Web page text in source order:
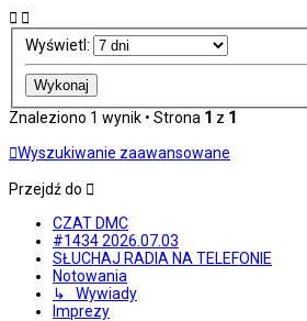
Wyświetl:
Znaleziono 1 wynik • Strona 1 z 1
Wyszukiwanie zaawansowane
Przejdź do
CZAT DMC
#1434 2026.07.03
SŁUCHAJ RADIA NA TELEFONIE
Notowania
↳ Wywiady
Imprezy